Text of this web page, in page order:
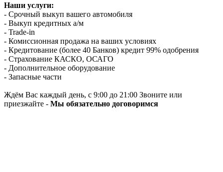
Наши услуги:
- Срочный выкуп вашего автомобиля
- Выкуп кредитных а/м
- Trade-in
- Комиссионная продажа на ваших условиях
- Кредитование (более 40 Банков) кредит 99% одобрения
- Страхование КАСКО, ОСАГО
- Дополнительное оборудование
- Запасные части
Ждём Вас каждый день, с 9:00 до 21:00 Звоните или
приезжайте - Мы обязательно договоримся